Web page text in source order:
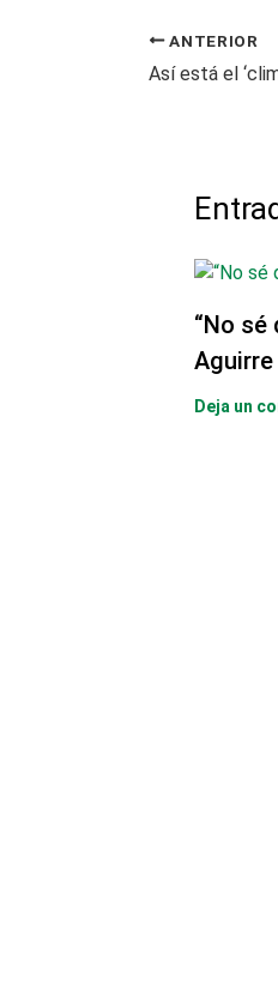
ANTERIOR
Así está el
“No sé
Aguirre
Deja un